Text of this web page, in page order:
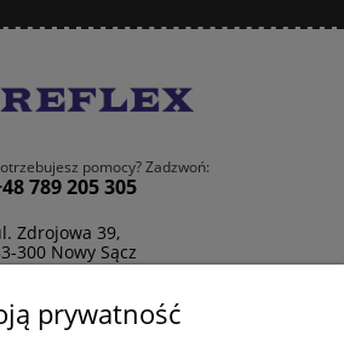
pomocy? Zadzwoń:
789 205 305
Zdrojowa 39,
300 Nowy Sącz
Odwiedź nasz Facebook
prywatność